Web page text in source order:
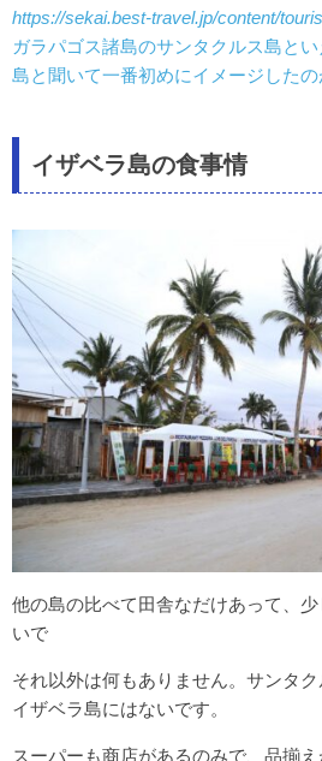
https://sekai.best-travel.jp/content/
ガラパゴス諸島のサンタクルス島と
島と聞いて一番初めにイメージしたの
イザベラ島の食事情
他の島の比べて田舎なだけあって、
いで
それ以外は何もありません。サンタ
イザベラ島にはないです。
スーパーも商店があるのみで、品揃え